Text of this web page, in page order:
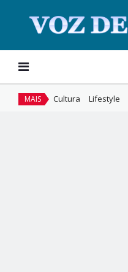
MAIS Cultura Lifestyle